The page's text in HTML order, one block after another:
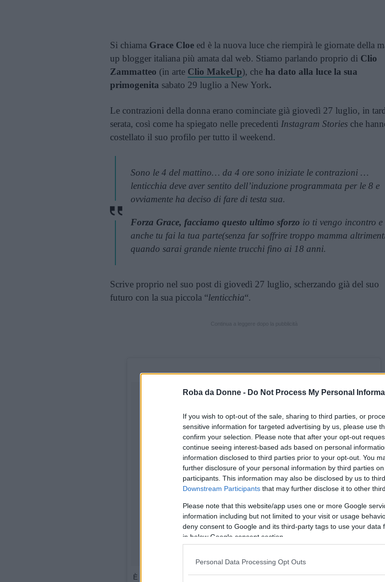
Roba da Donne - Do Not Process My Personal
If you wish to opt-out of the sale, sharing to third parties, or
sensitive information for targeted advertising by us, please use
confirm your selection. Please note that after your opt-out
continue seeing interest-based ads based on personal
information disclosed to third parties prior to your opt-out. You
further disclosure of your personal information by third parties on
participants. This information may also be disclosed by us to
Downstream Participants that may further disclose it to other
Please note that this website/app uses one or more Google
information including but not limited to your visit or usage
deny consent to Google and its third-party tags to use your data
in below Google consent section.
Personal Data Processing Opt Outs
Si chiama Grace Cloe ed è la nuova luce che riempirà le giornate della
up blogger italiana più amata dal web. Stiamo parlando proprio di Clio
Zammatteo (in arte Clio MakeUp), che ha dato alla luce la sua
primogenita sabato 29 luglio a New York.
Le contrazioni della donna erano cominciate già giovedì 27 luglio, in
serata, così come ha spiegato nelle precedenti Instagram Stories che
costellato il suo profilo per tutto il weekend.
Sono le 4 del mattino… da 4 ore sono iniziate le contrazioni …
lenticchia deve aver sentito dell’induzione programmata per le 8 e
ovviamente ha deciso di fare di testa sua.
Forza Grace, facciamo questo ultimo sforzo io ti vengo incontro e
anche tu fai la tua parte(senza far soffrire troppo mamma
quando sarai grande niente trucchi fino ai 18 anni.
Scrive proprio nel suo post di giovedì 27 luglio, scherzando già del suo
futuro con la sua piccola “lenticchia“.
È nata Grace